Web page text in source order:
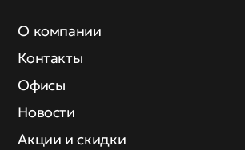
О компании
Контакты
Офисы
Новости
Акции и скидки